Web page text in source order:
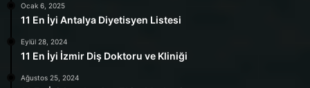
Ocak 6, 2025
11 En İyi Antalya Diyetisyen Listesi
Eylül 28, 2024
11 En İyi İzmir Diş Doktoru ve Kliniği
Ağustos 25, 2024